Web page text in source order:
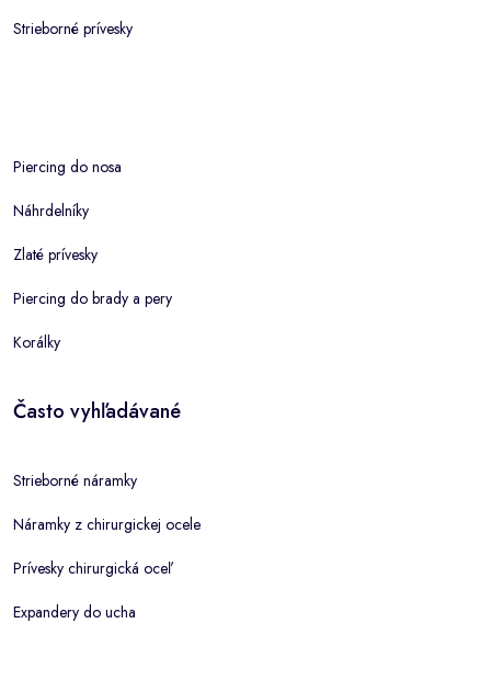
Strieborné prívesky
Piercing do nosa
Náhrdelníky
Zlaté prívesky
Piercing do brady a pery
Korálky
Často vyhľadávané
Strieborné náramky
Náramky z chirurgickej ocele
Prívesky chirurgická oceľ
Expandery do ucha